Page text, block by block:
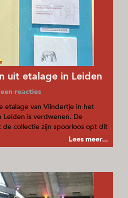
uit etalage in Leiden
reacties
etalage van Vlindertje in het
Leiden is verdwenen. De
collectie zijn spoorloos opt dit
Lees meer...